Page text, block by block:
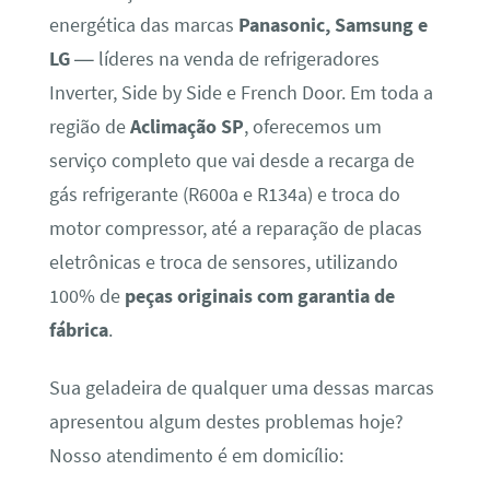
energética das marcas Panasonic, Samsung e
LG— líderes na venda de refrigeradores
Inverter, Side by Side e French Door. Em toda a
região deAclimação SP, oferecemos um
serviço completo que vai desde a recarga de
gás refrigerante (R600a e R134a) e troca do
motor compressor, até a reparação de placas
eletrônicas e troca de sensores, utilizando
100% de peças originais com garantia de
fábrica.
Sua geladeira de qualquer uma dessas marcas
apresentou algum destes problemas hoje?
Nosso atendimento é em domicílio: